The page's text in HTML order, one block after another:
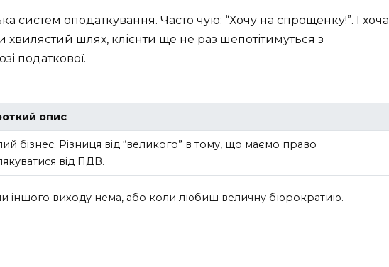
систем оподаткування. Часто чую: “Хочу на спрощенку!”. І хоча
шлях, клієнти ще не раз шепотітимуться з
податкової.
опис
бізнес. Різниця від “великого” в тому, що маємо право
від ПДВ.
іншого виходу нема, або коли любиш величну бюрократию.